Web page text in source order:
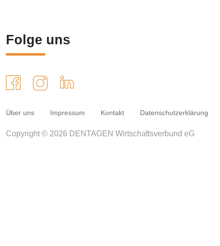
Folge uns
Über uns Impressum Kontakt Datenschutzerklärung
Copyright © 2026 DENTAGEN Wirtschaftsverbund eG